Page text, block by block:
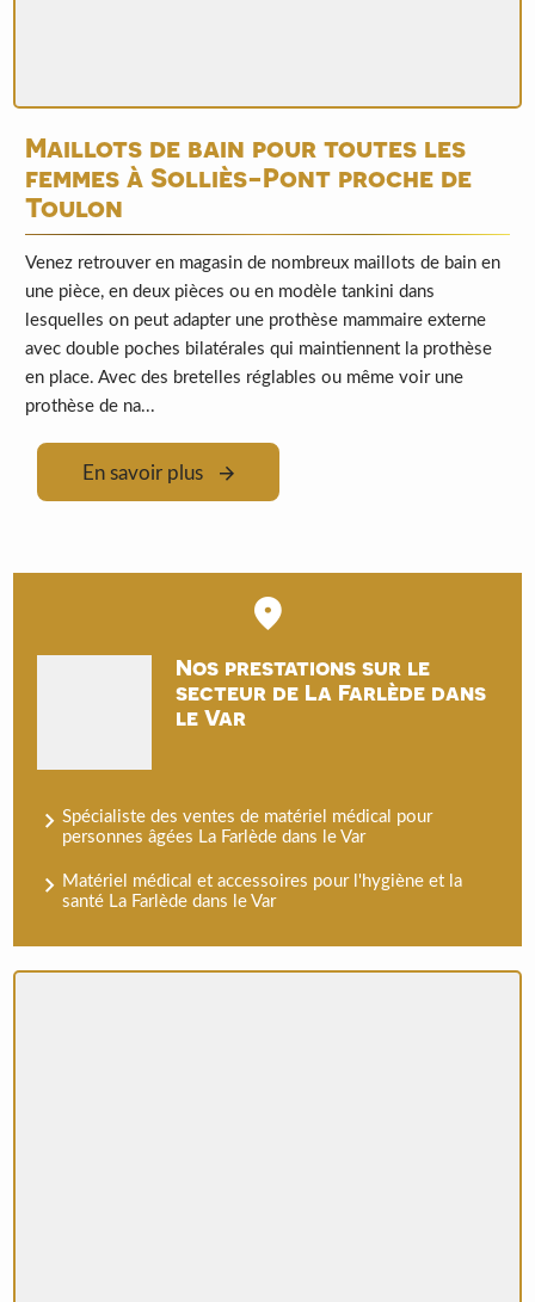
Maillots de bain pour toutes les
femmes à Solliès-Pont proche de
Toulon
Venez retrouver en magasin de nombreux maillots de bain en
une pièce, en deux pièces ou en modèle tankini dans
lesquelles on peut adapter une prothèse mammaire externe
avec double poches bilatérales qui maintiennent la prothèse
en place. Avec des bretelles réglables ou même voir une
prothèse de na...
En savoir plus
Nos prestations sur le
secteur de La Farlède dans
le Var
Spécialiste des ventes de matériel médical pour
personnes âgées La Farlède dans le Var
Matériel médical et accessoires pour l'hygiène et la
santé La Farlède dans le Var